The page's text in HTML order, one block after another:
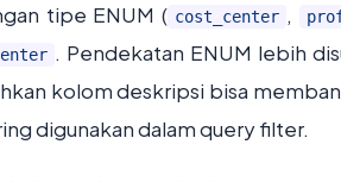
tipe ENUM ( cost_center ,
. Pendekatan ENUM lebih
kolom deskripsi bisa
digunakan dalam query filter.